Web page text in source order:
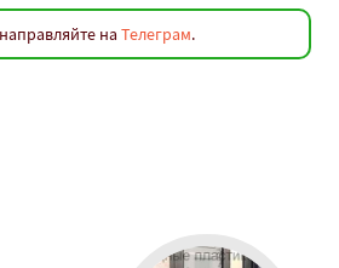
на Телеграм.